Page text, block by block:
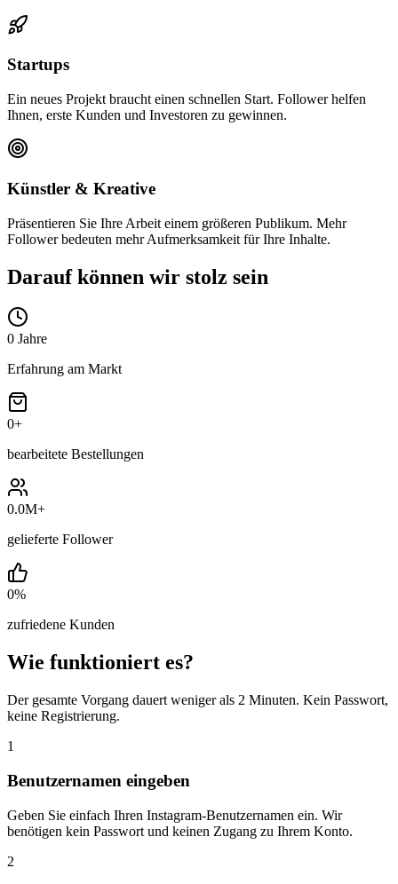
Startups
Ein neues Projekt braucht einen schnellen Start. Follower helfen
Ihnen, erste Kunden und Investoren zu gewinnen.
Künstler & Kreative
Präsentieren Sie Ihre Arbeit einem größeren Publikum. Mehr
Follower bedeuten mehr Aufmerksamkeit für Ihre Inhalte.
Darauf können wir stolz sein
0 Jahre
Erfahrung am Markt
0+
bearbeitete Bestellungen
0.0M+
gelieferte Follower
0%
zufriedene Kunden
Wie funktioniert es?
Der gesamte Vorgang dauert weniger als 2 Minuten. Kein Passwort,
keine Registrierung.
1
Benutzernamen eingeben
Geben Sie einfach Ihren Instagram-Benutzernamen ein. Wir
benötigen kein Passwort und keinen Zugang zu Ihrem Konto.
2